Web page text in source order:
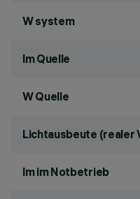
W system
lm Quelle
W Quelle
Lichtausbeute (realer
lm im Notbetrieb